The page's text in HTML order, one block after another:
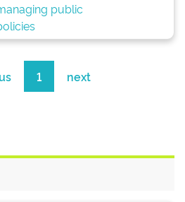
public
1 next